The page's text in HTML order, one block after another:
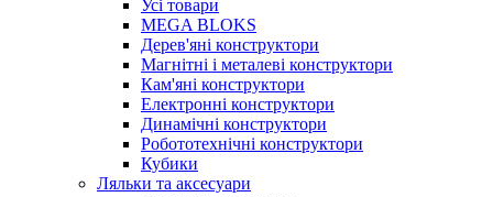
Усі товари
MEGA BLOKS
Дерев'яні конструктори
Магнітні і металеві конструктори
Кам'яні конструктори
Електронні конструктори
Динамічні конструктори
Робототехнічні конструктори
Кубики
Ляльки та аксесуари